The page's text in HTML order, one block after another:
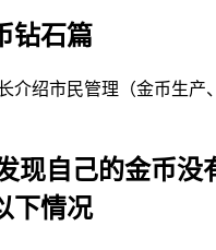
钻石篇
介绍市民管理（金币生产
现自己的金币没
下情况